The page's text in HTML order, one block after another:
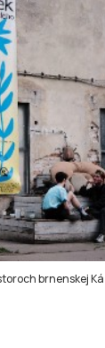
brnenskej